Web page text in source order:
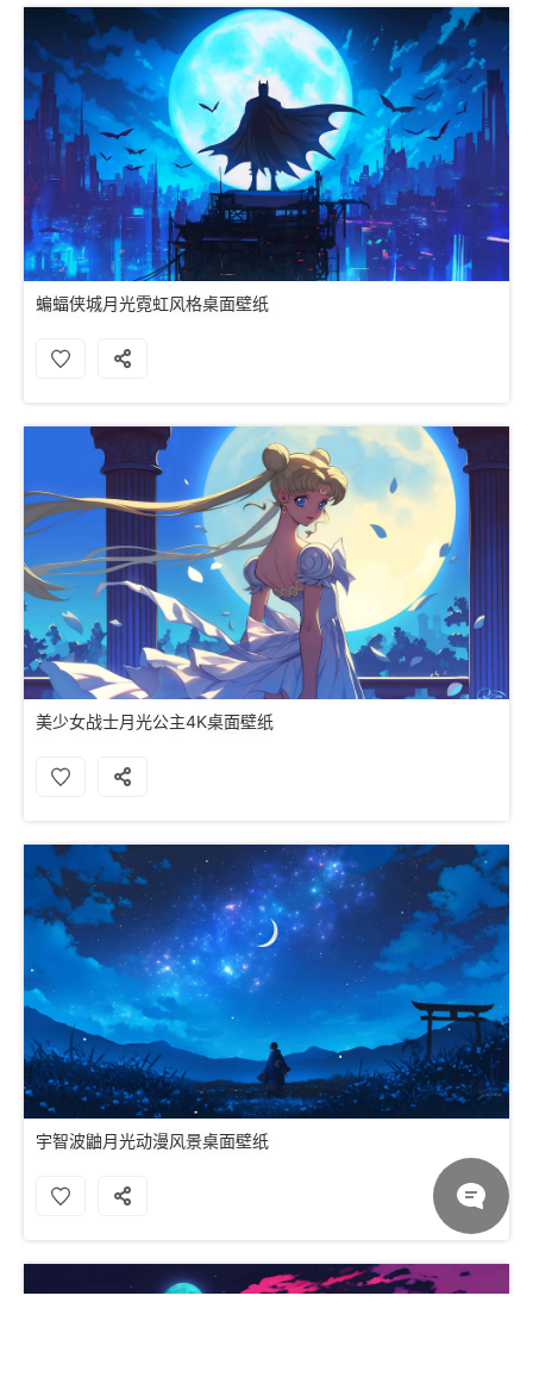
蝙蝠侠城月光霓虹风格桌面壁纸
美少女战士月光公主4K桌面壁纸
宇智波鼬月光动漫风景桌面壁纸